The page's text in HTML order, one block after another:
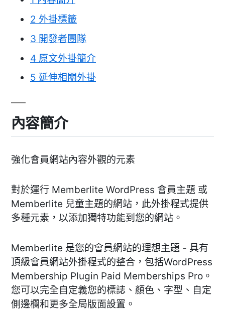
2 外掛標籤
3 開發者團隊
4 原文外掛簡介
5 延伸相關外掛
內容簡介
強化會員網站內容外觀的元素
對於運行 Memberlite WordPress 會員主題 或
Memberlite 兒童主題的網站，此外掛程式提供
多種元素，以添加獨特功能到您的網站。
Memberlite 是您的會員網站的理想主題 - 具有
頂級會員網站外掛程式的整合，包括WordPress
Membership Plugin Paid Memberships Pro。
您可以完全自定義您的標誌、顏色、字型、自定
側邊欄和更多全局版面設置。